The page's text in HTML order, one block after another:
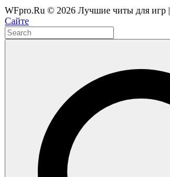
WFpro.Ru © 2026 Лучшие читы для игр |
Сайте